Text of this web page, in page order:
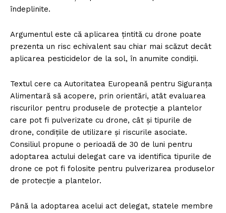
îndeplinite.
Argumentul este că aplicarea țintită cu drone poate
prezenta un risc echivalent sau chiar mai scăzut decât
aplicarea pesticidelor de la sol, în anumite condiții.
Textul cere ca Autoritatea Europeană pentru Siguranța
Alimentară să acopere, prin orientări, atât evaluarea
riscurilor pentru produsele de protecție a plantelor
care pot fi pulverizate cu drone, cât și tipurile de
drone, condițiile de utilizare și riscurile asociate.
Consiliul propune o perioadă de 30 de luni pentru
adoptarea actului delegat care va identifica tipurile de
drone ce pot fi folosite pentru pulverizarea produselor
de protecție a plantelor.
Până la adoptarea acelui act delegat, statele membre